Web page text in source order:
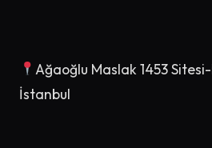
Ağaoğlu Maslak 1453
İstanbul